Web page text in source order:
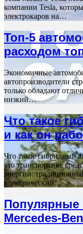
компании Tesla,
электрокаров на…
Топ-5
расходом
Экономичные
автопроизводители
только обладают
низкий…
Что такое
и как он
Что такое гибридный
это транспортное
энергии:
электрический…
Популярные
Mercedes-